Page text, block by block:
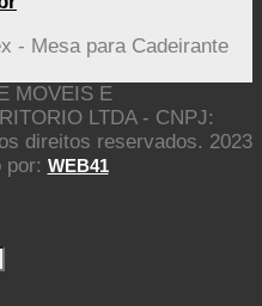
MOVEIS E
LTDA - CNPJ:
direitos reservados. 2023
por: WEB41